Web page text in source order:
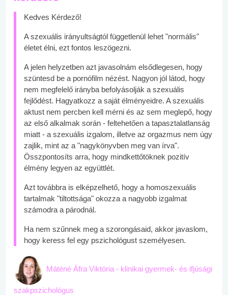
Kedves Kérdező!
A szexuális irányultságtól függetlenül lehet "normális"
életet élni, ezt fontos leszögezni.
A jelen helyzetben azt javasolnám elsődlegesen, hogy
szüntesd be a pornófilm nézést. Nagyon jól látod, hogy
nem megfelelő irányba befolyásolják a szexuális
fejlődést. Hagyatkozz a saját élményeidre. A szexuális
aktust nem percben kell mérni és az sem meglepő, hogy
az első alkalmak során - feltehetően a tapasztalatlanság
miatt - a szexuális izgalom, illetve az orgazmus nem úgy
zajlik, mint az a "nagykönyvben meg van írva".
Összpontosíts arra, hogy mindkettőtöknek pozitív
élmény legyen az együttlét.
Azt továbbra is elképzelhető, hogy a homoszexuális
tartalmak "tiltottsága" okozza a nagyobb izgalmat
számodra a párodnál.
Ha nem szűnnek meg a szorongásaid, akkor javaslom,
hogy keress fel egy pszichológust személyesen.
Máténé Áfra Viktória - klinikai gyermek- és ifjúsági
szakpszichológus